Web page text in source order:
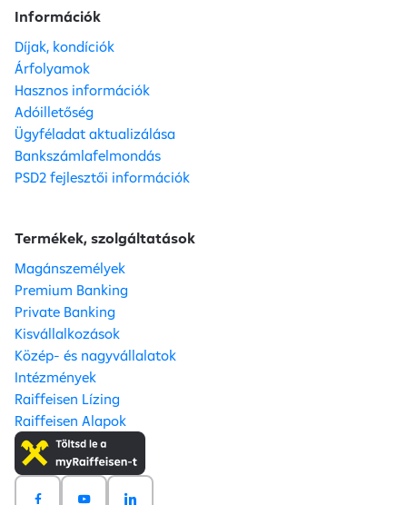
Információk
Díjak, kondíciók
Árfolyamok
Hasznos információk
Adóilletőség
Ügyféladat aktualizálása
Bankszámlafelmondás
PSD2 fejlesztői információk
Termékek, szolgáltatások
Magánszemélyek
Premium Banking
Private Banking
Kisvállalkozások
Közép- és nagyvállalatok
Intézmények
Raiffeisen Lízing
Raiffeisen Alapok